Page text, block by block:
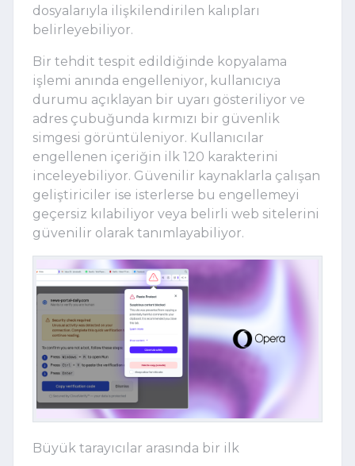
dosyalarıyla ilişkilendirilen kalıpları
belirleyebiliyor.
Bir tehdit tespit edildiğinde kopyalama
işlemi anında engelleniyor, kullanıcıya
durumu açıklayan bir uyarı gösteriliyor ve
adres çubuğunda kırmızı bir güvenlik
simgesi görüntüleniyor. Kullanıcılar
engellenen içeriğin ilk 120 karakterini
inceleyebiliyor. Güvenilir kaynaklarla çalışan
geliştiriciler ise isterlerse bu engellemeyi
geçersiz kılabiliyor veya belirli web sitelerini
güvenilir olarak tanımlayabiliyor.
Büyük tarayıcılar arasında bir ilk